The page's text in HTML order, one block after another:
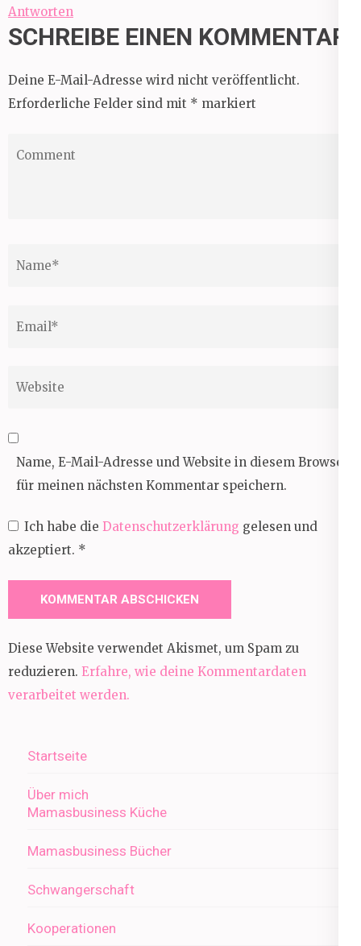
Antworten
SCHREIBE EINEN KOMMENTAR
Deine E-Mail-Adresse wird nicht veröffentlicht.
Erforderliche Felder sind mit * markiert
Name, E-Mail-Adresse und Website in diesem Browser
für meinen nächsten Kommentar speichern.
Ich habe die Datenschutzerklärung gelesen und
akzeptiert. *
Diese Website verwendet Akismet, um Spam zu
reduzieren. Erfahre, wie deine Kommentardaten
verarbeitet werden.
Startseite
Über mich
Mamasbusiness Küche
Mamasbusiness Bücher
Schwangerschaft
Kooperationen